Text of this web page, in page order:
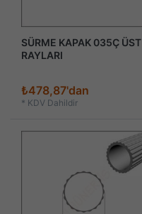
SÜRME KAPAK 035Ç ÜST
RAYLARI
₺478,87'dan
* KDV Dahildir